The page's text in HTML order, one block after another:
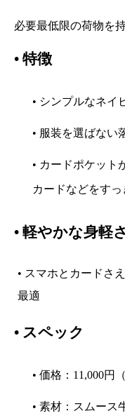
必要最低限の荷物を
• 特徴
• シンプルなネイ
• 服装を選ばない
• カードポケット
カードなどをすっ
• 軽やかな身軽さ
• スマホとカードさ
最適
• スペック
• 価格：11,000円
• 素材：スムース